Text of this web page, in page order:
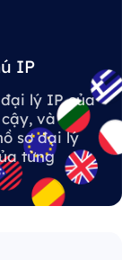
IP
lý IP của
và
sơ đại lý
từng